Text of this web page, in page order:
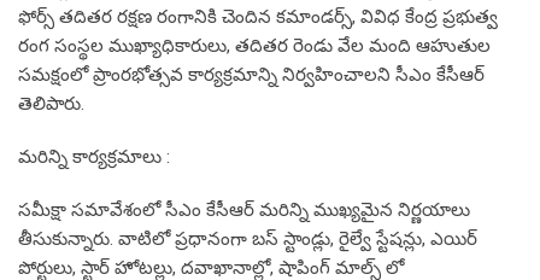
ఫోర్స్ తదితర రక్షణ రంగానికి చెందిన కమాండర్స్, వివిధ కేంద్ర ప్రభుత్వ
రంగ సంస్థల ముఖ్యాధికారులు, తదితర రెండు వేల మంది ఆహుతుల
సమక్షంలో ప్రాంరభోత్సవ కార్యక్రమాన్ని నిర్వహించాలని సీఎం కేసీఆర్
తెలిపారు.
మరిన్ని కార్యక్రమాలు :
సమీక్షా సమావేశంలో సీఎం కేసీఆర్ మరిన్ని ముఖ్యమైన నిర్ణయాలు
తీసుకున్నారు. వాటిలో ప్రధానంగా బస్ స్టాండ్లు, రైల్వే స్టేషన్లు, ఎయిర్
పోర్టులు, స్టార్ హోటల్లు, దవాఖానాల్లో, షాపింగ్ మాల్స్ లో